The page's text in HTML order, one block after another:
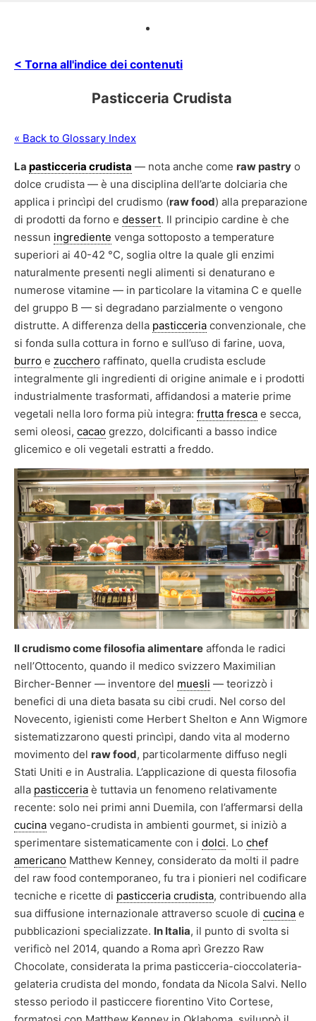
< Torna all'indice dei contenuti
Pasticceria Crudista
« Back to Glossary Index
La pasticceria crudista — nota anche come raw pastry o
dolce crudista — è una disciplina dell’arte dolciaria che
applica i princìpi del crudismo (raw food) alla preparazione
di prodotti da forno e dessert. Il principio cardine è che
nessun ingrediente venga sottoposto a temperature
superiori ai 40-42 °C, soglia oltre la quale gli enzimi
naturalmente presenti negli alimenti si denaturano e
numerose vitamine — in particolare la vitamina C e quelle
del gruppo B — si degradano parzialmente o vengono
distrutte. A differenza della pasticceria convenzionale, che
si fonda sulla cottura in forno e sull’uso di farine, uova,
burro e zucchero raffinato, quella crudista esclude
integralmente gli ingredienti di origine animale e i prodotti
industrialmente trasformati, affidandosi a materie prime
vegetali nella loro forma più integra: frutta fresca e secca,
semi oleosi, cacao grezzo, dolcificanti a basso indice
glicemico e oli vegetali estratti a freddo.
Il crudismo come filosofia alimentare affonda le radici
nell’Ottocento, quando il medico svizzero Maximilian
Bircher-Benner — inventore del muesli — teorizzò i
benefici di una dieta basata su cibi crudi. Nel corso del
Novecento, igienisti come Herbert Shelton e Ann Wigmore
sistematizzarono questi princìpi, dando vita al moderno
movimento del raw food, particolarmente diffuso negli
Stati Uniti e in Australia. L’applicazione di questa filosofia
alla pasticceria è tuttavia un fenomeno relativamente
recente: solo nei primi anni Duemila, con l’affermarsi della
cucina vegano-crudista in ambienti gourmet, si iniziò a
sperimentare sistematicamente con i dolci. Lo chef
americano Matthew Kenney, considerato da molti il padre
del raw food contemporaneo, fu tra i pionieri nel codificare
tecniche e ricette di pasticceria crudista, contribuendo alla
sua diffusione internazionale attraverso scuole di cucina e
pubblicazioni specializzate. In Italia, il punto di svolta si
verificò nel 2014, quando a Roma aprì Grezzo Raw
Chocolate, considerata la prima pasticceria-cioccolateria-
gelateria crudista del mondo, fondata da Nicola Salvi. Nello
stesso periodo il pasticcere fiorentino Vito Cortese,